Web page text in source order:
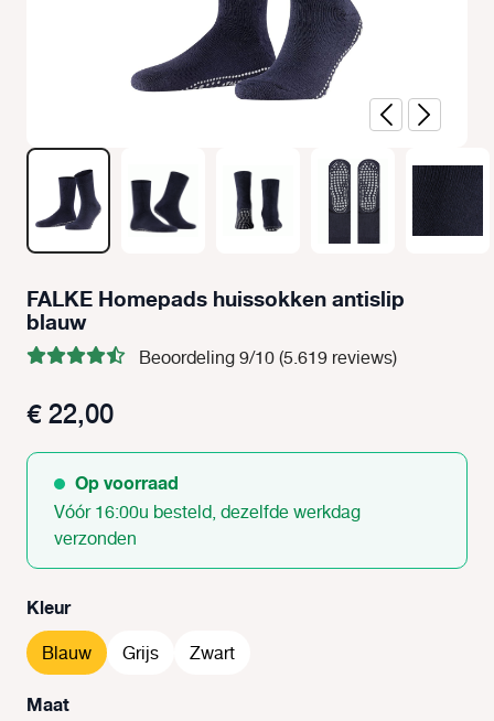
FALKE Homepads huissokken antislip
blauw
Beoordeling 9/10 (5.619 reviews)
€ 22,00
Op voorraad
Vóór 16:00u besteld, dezelfde werkdag
verzonden
Selecteer
Kleur
Blauw Grijs Zwart
Selecteer
Maat